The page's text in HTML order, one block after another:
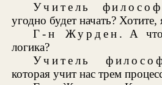
Учитель
угодно будет начать? Хотите,
Г-н Журден . А
логика?
Учитель
которая учит нас трем